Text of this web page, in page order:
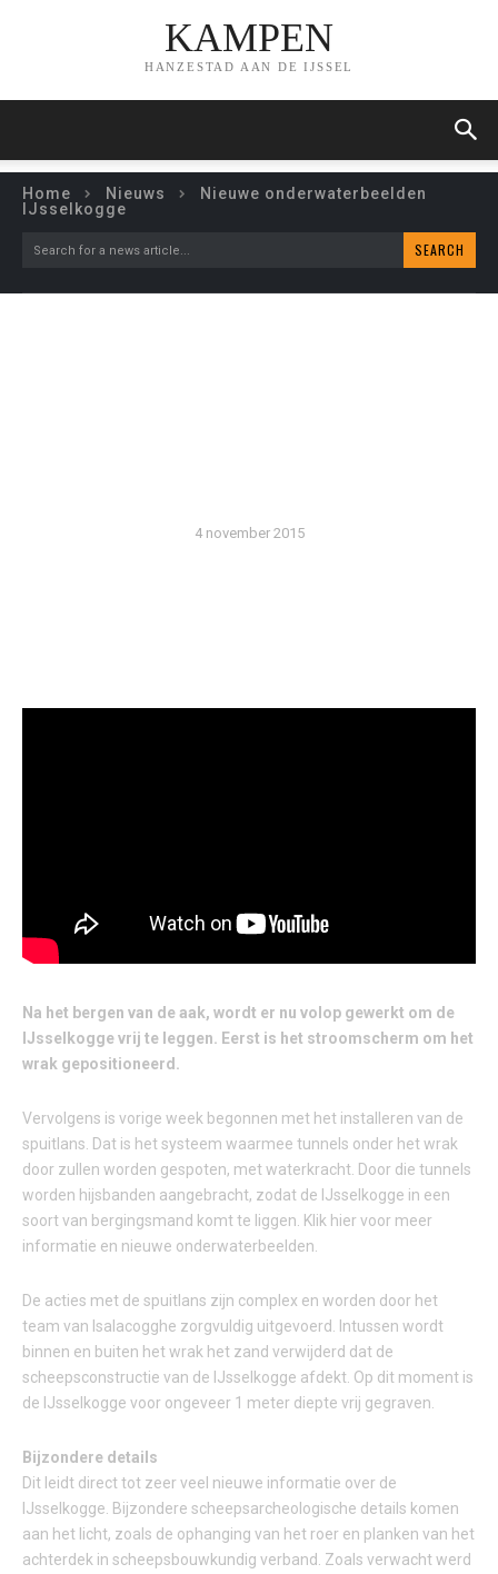
KAMPEN
HANZESTAD AAN DE IJSSEL
Home Nieuws
Nieuwe onderwaterbeelden
IJsselkogge
Search for a news article... SEARCH
4 november 2015
Na het bergen van de aak, wordt er nu volop gewerkt om de
IJsselkogge vrij te leggen. Eerst is het stroomscherm om het
wrak gepositioneerd.
Vervolgens is vorige week begonnen met het installeren van de
spuitlans. Dat is het systeem waarmee tunnels onder het wrak
door zullen worden gespoten, met waterkracht. Door die tunnels
worden hijsbanden aangebracht, zodat de IJsselkogge in een
soort van bergingsmand komt te liggen. Klik hier voor meer
informatie en nieuwe onderwaterbeelden.
De acties met de spuitlans zijn complex en worden door het
team van Isalacogghe zorgvuldig uitgevoerd. Intussen wordt
binnen en buiten het wrak het zand verwijderd dat de
scheepsconstructie van de IJsselkogge afdekt. Op dit moment is
de IJsselkogge voor ongeveer 1 meter diepte vrij gegraven.
Bijzondere details
Dit leidt direct tot zeer veel nieuwe informatie over de
IJsselkogge. Bijzondere scheepsarcheologische details komen
aan het licht, zoals de ophanging van het roer en planken van het
achterdek in scheepsbouwkundig verband. Zoals verwacht werd